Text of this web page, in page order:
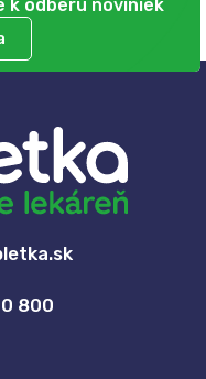
k odberu noviniek
800